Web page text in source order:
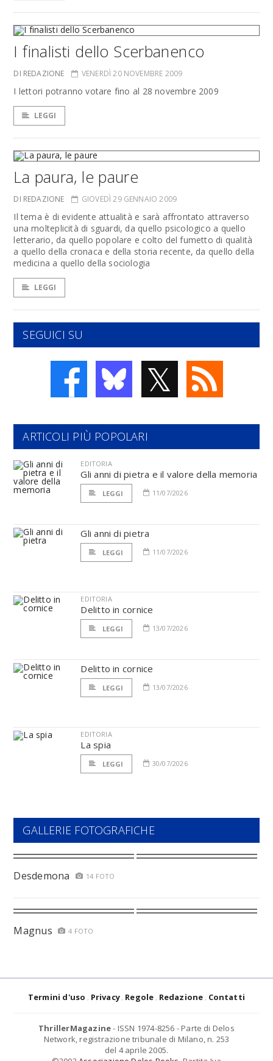
I finalisti dello Scerbanenco
DI REDAZIONE VENERDÌ 20 NOVEMBRE 2009
I lettori potranno votare fino al 28 novembre 2009
LEGGI
La paura, le paure
DI REDAZIONE GIOVEDÌ 29 GENNAIO 2009
Il tema è di evidente attualità e sarà affrontato attraverso
una molteplicità di sguardi, da quello psicologico a quello
letterario, da quello popolare e colto del fumetto di qualità
a quello della cronaca e della storia recente, da quello della
medicina a quello della sociologia
LEGGI
SEGUICI SU
𝕏
ARTICOLI PIÙ POPOLARI
EDITORIA
Gli anni di pietra e il valore della memoria
LEGGI 11/07/2026
Gli anni di pietra
LEGGI 11/07/2026
EDITORIA
Delitto in cornice
LEGGI 13/07/2026
Delitto in cornice
LEGGI 13/07/2026
EDITORIA
La spia
LEGGI 30/07/2026
GALLERIE FOTOGRAFICHE
Desdemona 14 FOTO
Magnus 4 FOTO
Termini d'uso Privacy Regole Redazione Contatti
ThrillerMagazine- ISSN 1974-8256 - Parte di Delos
Network, registrazione tribunale di Milano, n. 253
del 4 aprile 2005.